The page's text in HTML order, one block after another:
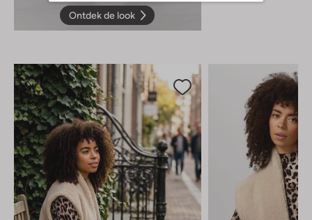
Ontdek de look